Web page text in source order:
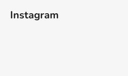
Instagram